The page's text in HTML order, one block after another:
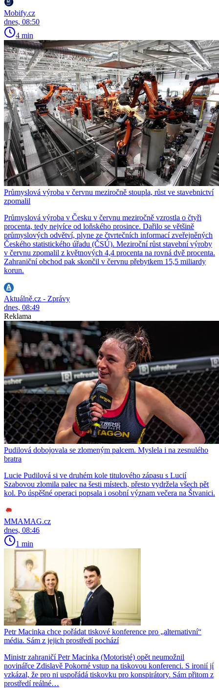
Mobify.cz
dnes, 08:50
4 min
Průmyslová výroba v červnu meziročně stoupla, růst ve stavebnictví
zpomalil
Průmyslová výroba v Česku v červnu meziročně vzrostla o čtyři
procenta, tedy nejvíce od loňského prosince. Dařilo se většině
průmyslových odvětví, plyne ze čtvrtečních informací zveřejněných
Českého statistického úřadu (ČSÚ). Meziroční růst stavební výroby
v červnu zpomalil z květnových 4,4 procenta na rovná dvě procenta.
Zahraniční obchod pak skončil v červnu přebytkem 15,5 miliardy
korun.
Aktuálně.cz - Zprávy
dnes, 08:49
Reklama
Pudilová dobojovala se zlomeným palcem. Myslela i na zesnulého
bratra
Lucie Pudilová si ve druhém kole titulového zápasu s Lucií
Szabovou zlomila palec na šesti místech, přesto vydržela všech pět
kol. Po úspěšné operaci popsala i osobní význam večera na Štvanici.
MMAMAG.cz
dnes, 08:46
1 min
Petr Macinka chce pořádat tiskové konference pro „alternativní“
média. Sám z jejich prostředí pochází
Ministr zahraničí Petr Macinka (Motoristé) opět neumožnil
novinářce Zdislavě Pokorné vstup na tiskovou konferenci. S ironií jí
vzkázal, že pro ni uspořádá tiskovku pro konspirátory. Sám přitom z
prostředí reálné…